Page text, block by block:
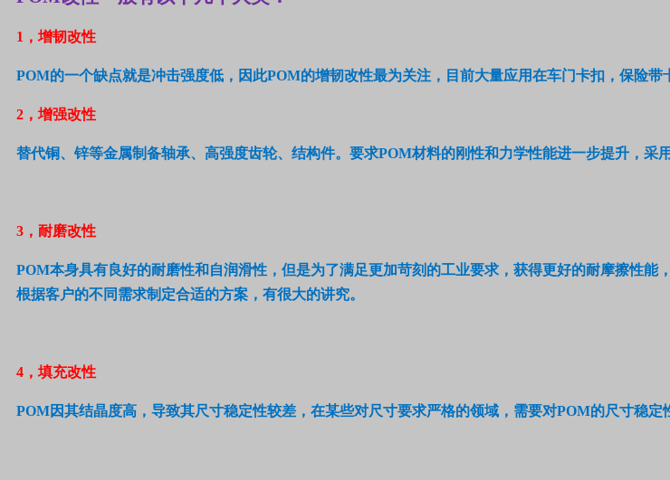
1 ，增韧改性
POM的一个缺点就是冲击强度低，因此POM的增韧改性最为关注，目前大量应用在车门卡扣，保险带
2 ，增强改性
替代铜、锌等金属制备轴承、高强度齿轮、结构件。要求POM材料的刚性和力学性能进一步提升，采
3 ，耐磨改性
POM本身具有良好的耐磨性和自润滑性，但是为了满足更加苛刻的工业要求，获得更好的耐摩擦性能
根据客户的不同需求制定合适的方案，有很大的讲究。
4 ，填充改性
POM因其结晶度高，导致其尺寸稳定性较差，在某些对尺寸要求严格的领域，需要对POM的尺寸稳定